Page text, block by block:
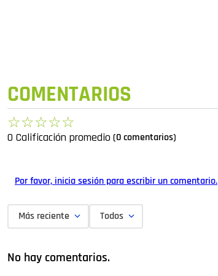
COMENTARIOS
☆☆☆☆☆
0 Calificación promedio (0 comentarios)
Por favor, inicia sesión para escribir un comentario.
Más reciente Todos
No hay comentarios.